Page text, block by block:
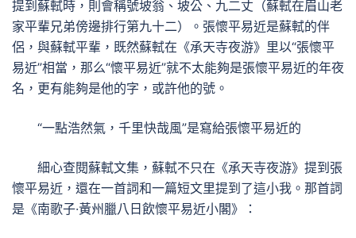
提到蘇軾時，則會稱號坡翁、坡公、九二丈（蘇軾在眉山老
家平輩兄弟傍邊排行第九十二）。張懷平易近是蘇軾的伴
侶，與蘇軾平輩，既然蘇軾在《承天寺夜游》里以“張懷平
易近”相當，那么“懷平易近”就不太能夠是張懷平易近的年夜
名，更有能夠是他的字，或許他的號。
“一點浩然氣，千里快哉風”是寫給張懷平易近的
細心查閱蘇軾文集，蘇軾不只在《承天寺夜游》提到張
懷平易近，還在一首詞和一篇短文里提到了這小我。那首詞
是《南歌子·黃州臘八日飲懷平易近小閣》：